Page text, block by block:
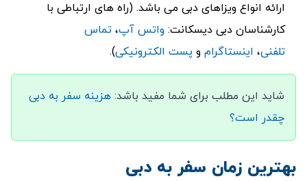
ارائه انواع ویزاهای دبی می باشد. (راه های ارتباطی با
کارشناسان دبی دیسکانت: واتس آپ، تماس
تلفنی، اینستاگرام و پست الکترونیکی).
شاید این مطلب برای شما مفید باشد: هزینه سفر به دبی
چقدر است؟
بهترین زمان سفر به دبی